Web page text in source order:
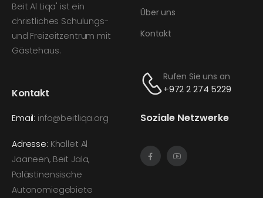
Beit Al Liqa' ist ein
christliches Schulungs-
und Freizeitzentrum mit
Gästehaus.
Kontakt
Email: info@beitliqa.org
Adresse: Khallet Al
Jaaneen, Beit Jala,
Palästinensische
Autonomiegebiete
Über uns
Kontakt
Rufen Sie uns an
+972 2 274 5229
Soziale Netzwerke